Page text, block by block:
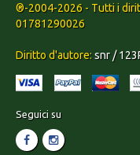
®-2004-2026 - Tutti i
01781290026
Diritto d'autore:snr /
Seguici su